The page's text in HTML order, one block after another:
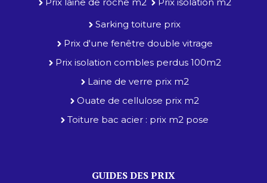
Sarking toiture prix
Prix d'une fenêtre double vitrage
Prix isolation combles perdus 100m2
Laine de verre prix m2
Ouate de cellulose prix m2
Toiture bac acier : prix m2 pose
GUIDES DES PRIX